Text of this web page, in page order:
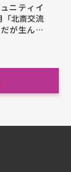
ニティイ
「北斎交流
が生んだ